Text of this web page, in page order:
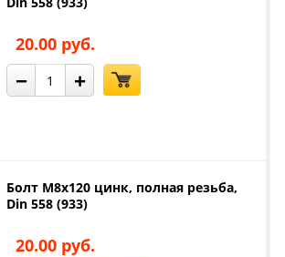
20.00 руб.
− +
Болт М8х120 цинк, полная резьба,
Din 558 (933)
20.00 руб.